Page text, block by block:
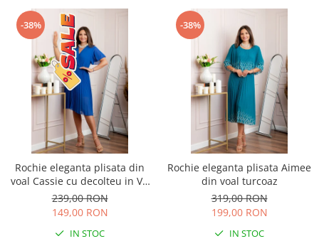
-38%
Rochie eleganta plisata din
voal Cassie cu decolteu in V -
Albastru regal
239,00 RON
149,00 RON
IN STOC
-38%
Rochie eleganta plisata Aimee
din voal turcoaz
319,00 RON
199,00 RON
IN STOC